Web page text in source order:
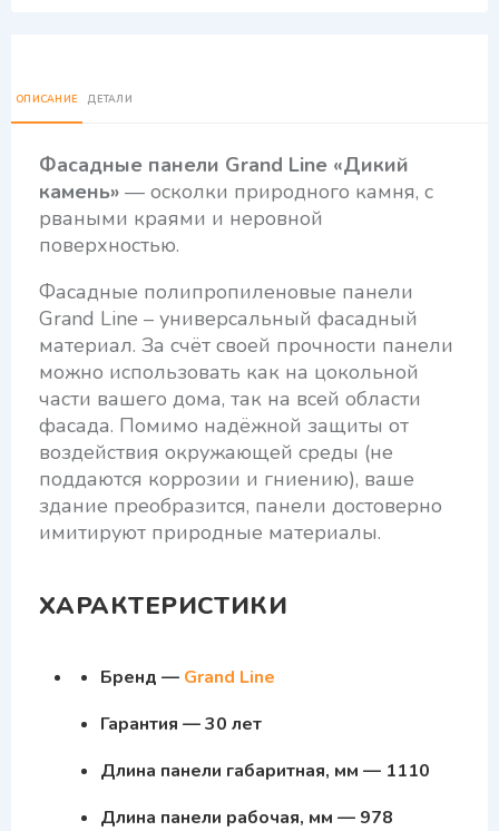
ОПИСАНИЕ ДЕТАЛИ
Фасадные панели Grand Line «Дикий
камень» — осколки природного камня, с
рваными краями и неровной
поверхностью.
Фасадные полипропиленовые панели
Grand Line – универсальный фасадный
материал. За счёт своей прочности панели
можно использовать как на цокольной
части вашего дома, так на всей области
фасада. Помимо надёжной защиты от
воздействия окружающей среды (не
поддаются коррозии и гниению), ваше
здание преобразится, панели достоверно
имитируют природные материалы.
ХАРАКТЕРИСТИКИ
Бренд — Grand Line
Гарантия — 30 лет
Длина панели габаритная, мм — 1110
Длина панели рабочая, мм — 978